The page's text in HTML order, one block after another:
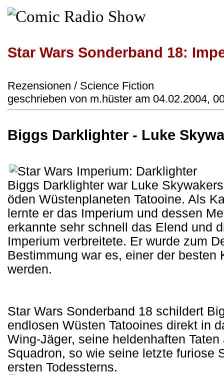
Star Wars Sonderband 18:
Rezensionen / Science Fiction
geschrieben von m.hüster am 04.02.2004,
Biggs Darklighter - Luke
Biggs Darklighter war Luke
öden Wüstenplaneten Tatooine. Als
lernte er das Imperium und dessen
erkannte sehr schnell das Elend und
Imperium verbreitete. Er wurde zum
Bestimmung war es, einer der besten
werden.
Star Wars Sonderband 18 schildert
endlosen Wüsten Tatooines direkt in
Wing-Jäger, seine heldenhaften
Squadron, so wie seine letzte furiose
ersten Todessterns.